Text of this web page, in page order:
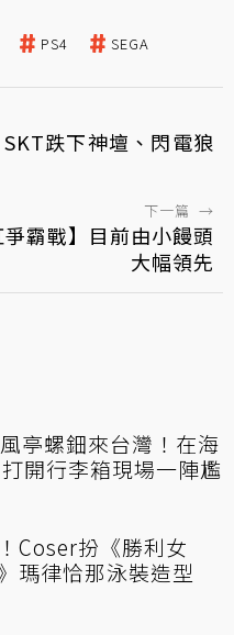
PS4 SEGA
跌下神壇、閃電狼
下一篇 →
霸戰】目前由小饅頭
大幅領先
亭螺鈿來台灣！在海
開行李箱現場一陣尷
Coser扮《勝利女
瑪律恰那泳裝造型